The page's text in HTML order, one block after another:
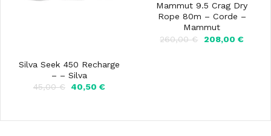
Silva Seek 450 Recharge
– – Silva
45,00€
Il
45,00 €.
40,50€Il
40,50 €.
Mammut 9.5 Crag Dry
Rope 80m – Corde –
Mammut
260,00€
Il
prezzo
208,00 €Il